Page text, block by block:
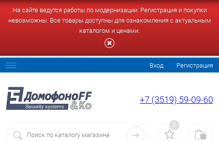
На сайте ведутся работы по модернизации. Регистрация и покупки
невозможны. Все товары доступны для ознакомления с актуальным
каталогом и ценами.
Вход Регистрация
+7 (3519) 59-09-60
0